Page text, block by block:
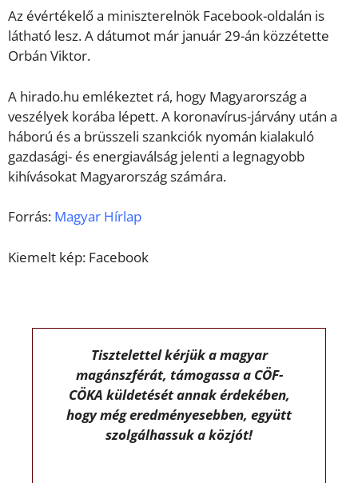
Az évértékelő a miniszterelnök Facebook-oldalán is
látható lesz. A dátumot már január 29-án közzétette
Orbán Viktor.
A hirado.hu emlékeztet rá, hogy Magyarország a
veszélyek korába lépett. A koronavírus-járvány után a
háború és a brüsszeli szankciók nyomán kialakuló
gazdasági- és energiaválság jelenti a legnagyobb
kihívásokat Magyarország számára.
Forrás: Magyar Hírlap
Kiemelt kép: Facebook
Tisztelettel kérjük a magyar
magánszférát, támogassa a CÖF-
CÖKA küldetését annak érdekében,
hogy még eredményesebben, együtt
szolgálhassuk a közjót!